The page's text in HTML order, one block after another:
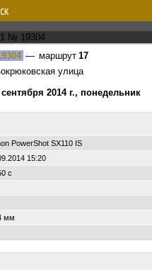
— маршрут 17
улица
2014 г., понедельник
PowerShot SX110 IS
15:20
с
мм